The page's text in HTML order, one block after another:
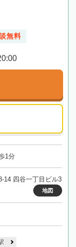
無料
1分
14 四谷一丁目ビル3
地図